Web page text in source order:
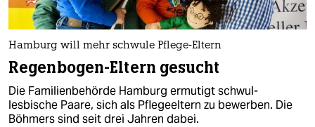
Hamburg will mehr schwule Pflege-Eltern
Regenbogen-Eltern gesucht
Die Familienbehörde Hamburg ermutigt schwul-
lesbische Paare, sich als Pflegeeltern zu bewerben. Die
Böhmers sind seit drei Jahren dabei.